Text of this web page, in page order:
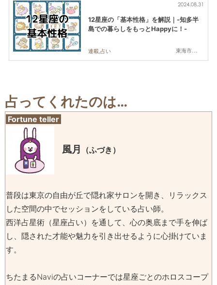
東海市,大府市,知多市,東浦町,阿久比町,半田市,常滑市,武豊町,美浜町,南知多町
2024.08.31
12星座の「基本性格」を解説｜-知多半
島での暮らしをもっとHappyに！-
連載,占い
占ってくれたのは…
Fortune teller
風月 （ふづき）
普段は東京の自由が丘で隠れ家サロンを開き、リラックス
した空間の中でセッションをしている占い師。
西洋占星術（星座占い）を通して、心の奥底まで手を伸ば
し、隠された才能や魅力を引き出せるように心掛けていま
す。
ちたまるNaviの占いコーナーでは星座ごとのホロスコープ